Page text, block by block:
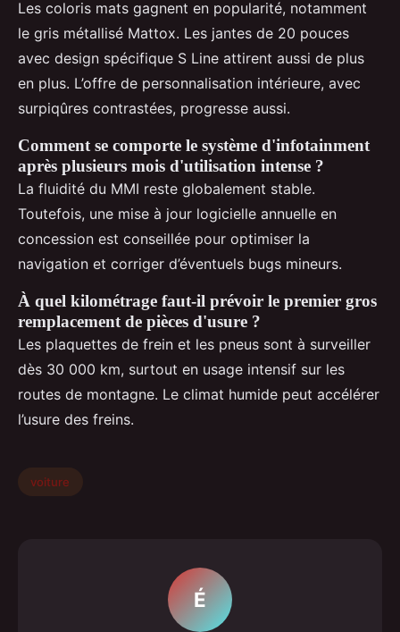
Les coloris mats gagnent en popularité, notamment
le gris métallisé Mattox. Les jantes de 20 pouces
avec design spécifique S Line attirent aussi de plus
en plus. L’offre de personnalisation intérieure, avec
surpiqûres contrastées, progresse aussi.
Comment se comporte le système d'infotainment
après plusieurs mois d'utilisation intense ?
La fluidité du MMI reste globalement stable.
Toutefois, une mise à jour logicielle annuelle en
concession est conseillée pour optimiser la
navigation et corriger d’éventuels bugs mineurs.
À quel kilométrage faut-il prévoir le premier gros
remplacement de pièces d'usure ?
Les plaquettes de frein et les pneus sont à surveiller
dès 30 000 km, surtout en usage intensif sur les
routes de montagne. Le climat humide peut accélérer
l’usure des freins.
voiture
É